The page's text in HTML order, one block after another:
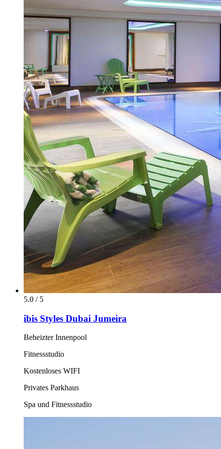
5.0 / 5
ibis Styles Dubai Jumeira
Beheizter Innenpool
Fitnessstudio
Kostenloses WIFI
Privates Parkhaus
Spa und Fitnessstudio